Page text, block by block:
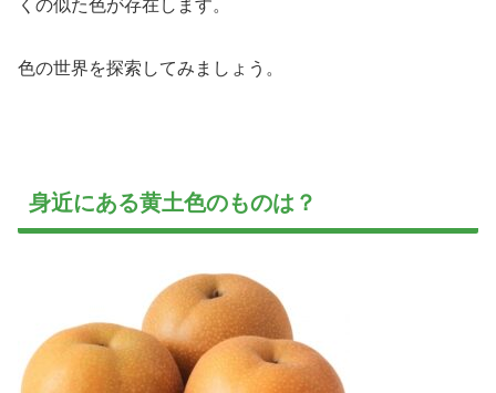
くの似た色が存在します。
色の世界を探索してみましょう。
身近にある黄土色のものは？